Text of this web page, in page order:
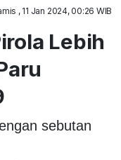
, 11 Jan 2024, 00:26 WIB
Lebih
sebutan